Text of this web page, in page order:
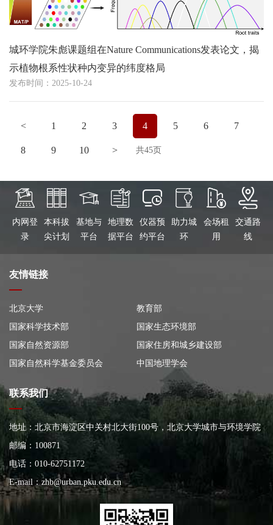
城环学院朱彪课题组在Nature Communications发表论文，揭
示植物根系性状种内变异的纬度格局
发布时间：2025-10-24
< 1 2 3 4 5 6 7
8 9 10 > 共45页
内网登
录
本科拔
尖计划
基地与
平台
地理数
据平台
仪器预
约平台
助力城
环
会场租
用
交通路
线
友情链接
北京大学
教育部
国家科学技术部
国家生态环境部
国家自然资源部
国家住房和城乡建设部
国家自然科学基金委员会
中国地理学会
联系我们
地址：北京市海淀区中关村北大街100号，北京大学城市与环境学院
大楼
邮编：100871
电话：010-62751172
E-mail：zhb@urban.pku.edu.cn